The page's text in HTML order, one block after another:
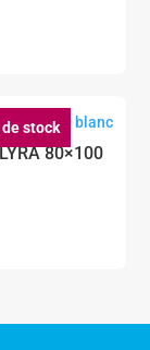
stock
80×100